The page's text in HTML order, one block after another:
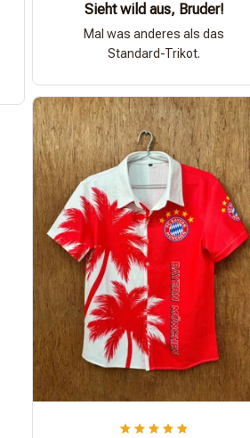
Sieht wild aus, Bruder!
Mal was anderes als das
Standard-Trikot.